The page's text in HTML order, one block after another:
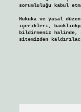
sorumluluğu kabul
Hukuka ve yasal
içerikleri,
bildirmeniz
sitemizden